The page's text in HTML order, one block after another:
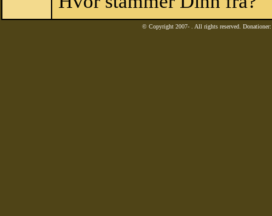
© Copyright 2007- . All rights reserved.